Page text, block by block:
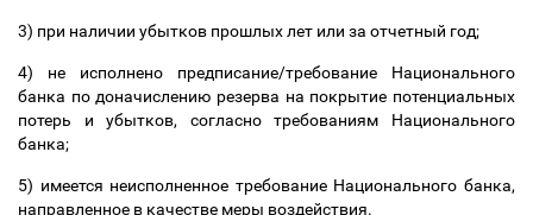
3) при наличии убытков прошлых лет или за отчетный год;
4) не исполнено предписание/требование Национального
банка по доначислению резерва на покрытие потенциальных
потерь и убытков, согласно требованиям Национального
банка;
5) имеется неисполненное требование Национального банка,
направленное в качестве меры воздействия.